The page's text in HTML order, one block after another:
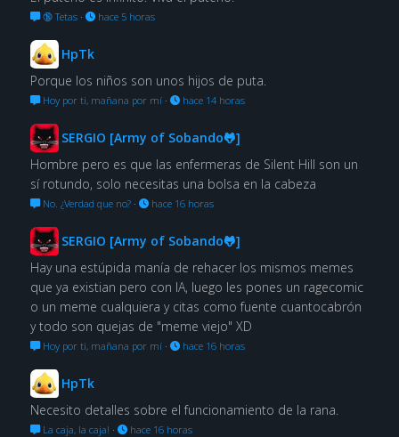
🔞 Tetas· hace 5 horas
HpTk
Porque los niños son unos hijos de puta.
Hoy por ti, mañana por mí· hace 14 horas
SERGIO [Army of Sobando🐸]
Hombre pero es que las enfermeras de Silent Hill son un
sí rotundo, solo necesitas una bolsa en la cabeza
No. ¿Verdad que no?· hace 16 horas
SERGIO [Army of Sobando🐸]
Hay una estúpida manía de rehacer los mismos memes
que ya existian pero con IA, luego les pones un ragecomic
o un meme cualquiera y citas como fuente cuantocabrón
y todo son quejas de "meme viejo" XD
Hoy por ti, mañana por mí· hace 16 horas
HpTk
Necesito detalles sobre el funcionamiento de la rana.
La caja, la caja! · hace 16 horas